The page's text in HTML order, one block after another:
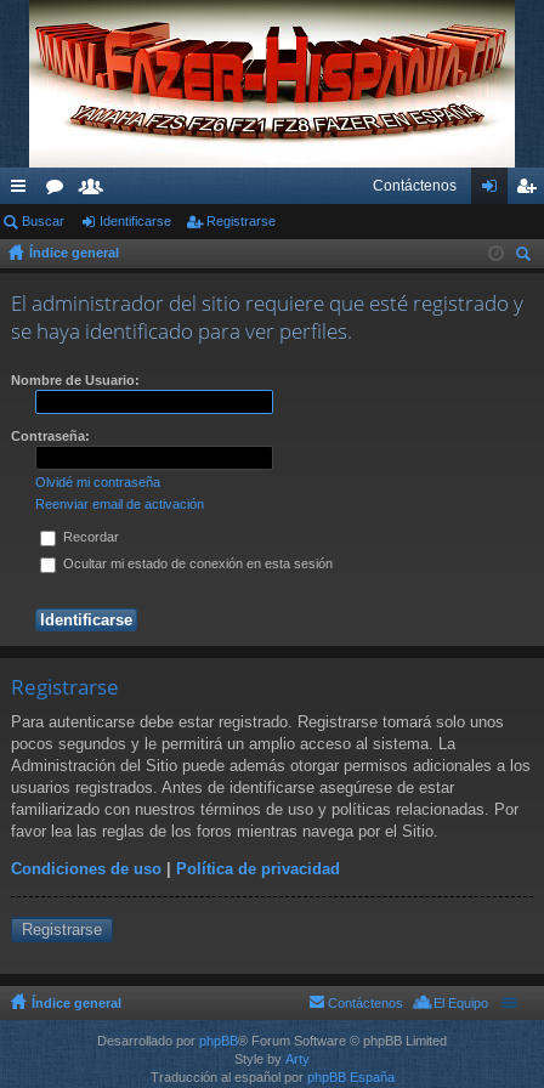
nl
ac
es
rá
s
or
os
su
ari
os
Contáctenos
nti
fic
ist
Buscar Identificarse Registrarse
Índice general
car
El administrador del sitio requiere que esté registrado y
se haya identificado para ver perfiles.
Nombre de Usuario:
Contraseña:
Olvidé mi contraseña
Reenviar email de activación
Recordar
Ocultar mi estado de conexión en esta sesión
Registrarse
Para autenticarse debe estar registrado. Registrarse tomará solo unos
pocos segundos y le permitirá un amplio acceso al sistema. La
Administración del Sitio puede además otorgar permisos adicionales a los
usuarios registrados. Antes de identificarse asegúrese de estar
familiarizado con nuestros términos de uso y políticas relacionadas. Por
favor lea las reglas de los foros mientras navega por el Sitio.
Condiciones de uso | Política de privacidad
Registrarse
Índice general El Equipo
Contáctenos
Desarrollado por phpBB® Forum Software © phpBB Limited
Style by Arty
Traducción al español por phpBB España